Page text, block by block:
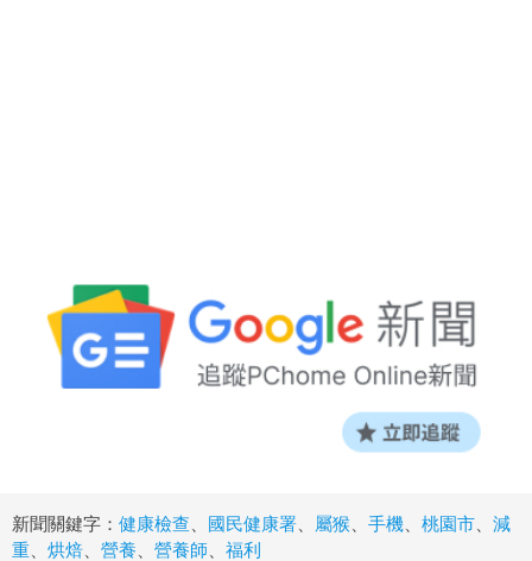
新聞關鍵字： 健康檢查 國民健康署 屬猴 手機 桃園市
減
重
烘焙 營養 營養師 福利